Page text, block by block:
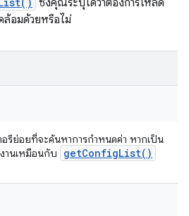
ซึ่งคุณระบุได้ว่าต้องการโหลด
ล้อมด้วยหรือไม่
อรีย่อยที่จะค้นหาการกำหนดค่า หากเป็น
านเหมือนกับ
getConfigList( )